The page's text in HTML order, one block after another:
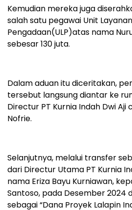
Kemudian mereka juga
salah satu pegawai Unit Layanan
Pengadaan(ULP)atas nama
sebesar 130 juta.
Dalam aduan itu diceritakan,
tersebut langsung diantar ke
Directur PT Kurnia Indah Dwi
Nofrie.
Selanjutnya, melalui transfer
dari Directur Utama PT Kurnia
nama Eriza Bayu Kurniawan,
Santoso, pada Desember 2024
sebagai “Dana Proyek Lalapin